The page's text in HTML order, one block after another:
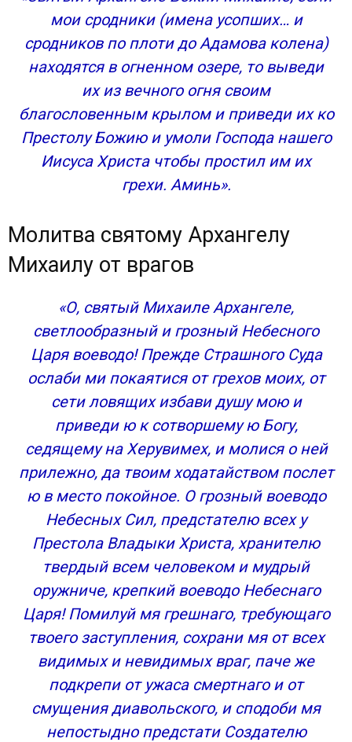
мои сродники (имена усопших… и
сродников по плоти до Адамова колена)
находятся в огненном озере, то выведи
их из вечного огня своим
благословенным крылом и приведи их ко
Престолу Божию и умоли Господа нашего
Иисуса Христа чтобы простил им их
грехи. Аминь».
Молитва святому Архангелу
Михаилу от врагов
«О, святый Михаиле Архангеле,
светлообразный и грозный Небесного
Царя воеводо! Прежде Страшного Суда
ослаби ми покаятися от грехов моих, от
сети ловящих избави душу мою и
приведи ю к сотворшему ю Богу,
седящему на Херувимех, и молися о ней
прилежно, да твоим ходатайством послет
ю в место покойное. О грозный воеводо
Небесных Сил, предстателю всех у
Престола Владыки Христа, хранителю
твердый всем человеком и мудрый
оружниче, крепкий воеводо Небеснаго
Царя! Помилуй мя грешнаго, требующаго
твоего заступления, сохрани мя от всех
видимых и невидимых враг, паче же
подкрепи от ужаса смертнаго и от
смущения диавольского, и сподоби мя
непостыдно предстати Создателю